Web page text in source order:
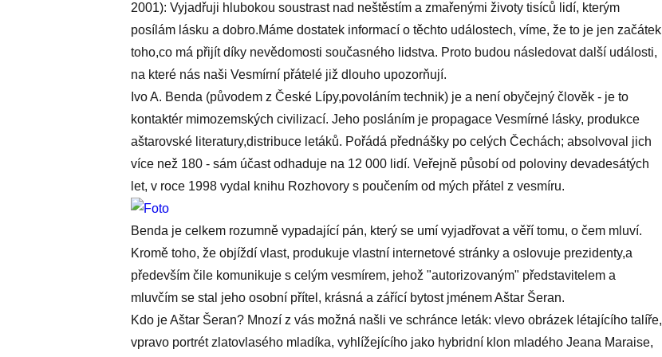
2001): Vyjadřuji hlubokou soustrast nad neštěstím a zmařenými životy tisíců lidí, kterým
posílám lásku a dobro.Máme dostatek informací o těchto událostech, víme, že to je jen začátek
toho,co má přijít díky nevědomosti současného lidstva. Proto budou následovat další události,
na které nás naši Vesmírní přátelé již dlouho upozorňují.
Ivo A. Benda (původem z České Lípy,povoláním technik) je a není obyčejný člověk - je to
kontaktér mimozemských civilizací. Jeho posláním je propagace Vesmírné lásky, produkce
aštarovské literatury,distribuce letáků. Pořádá přednášky po celých Čechách; absolvoval jich
více než 180 - sám účast odhaduje na 12 000 lidí. Veřejně působí od poloviny devadesátých
let, v roce 1998 vydal knihu Rozhovory s poučením od mých přátel z vesmíru.
Benda je celkem rozumně vypadající pán, který se umí vyjadřovat a věří tomu, o čem mluví.
Kromě toho, že objíždí vlast, produkuje vlastní internetové stránky a oslovuje prezidenty,a
především čile komunikuje s celým vesmírem, jehož "autorizovaným" představitelem a
mluvčím se stal jeho osobní přítel, krásná a zářící bytost jménem Aštar Šeran.
Kdo je Aštar Šeran? Mnozí z vás možná našli ve schránce leták: vlevo obrázek létajícího talíře,
vpravo portrét zlatovlasého mladíka, vyhlížejícího jako hybridní klon mladého Jeana Maraise,